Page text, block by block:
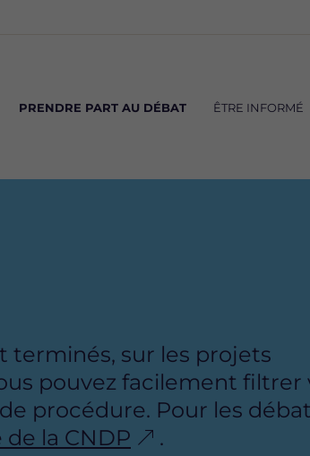
PRENDRE PART AU DÉBAT ÊTRE INFORMÉ
terminés, sur les projets
pouvez facilement filtrer
procédure. Pour les
la CNDP .